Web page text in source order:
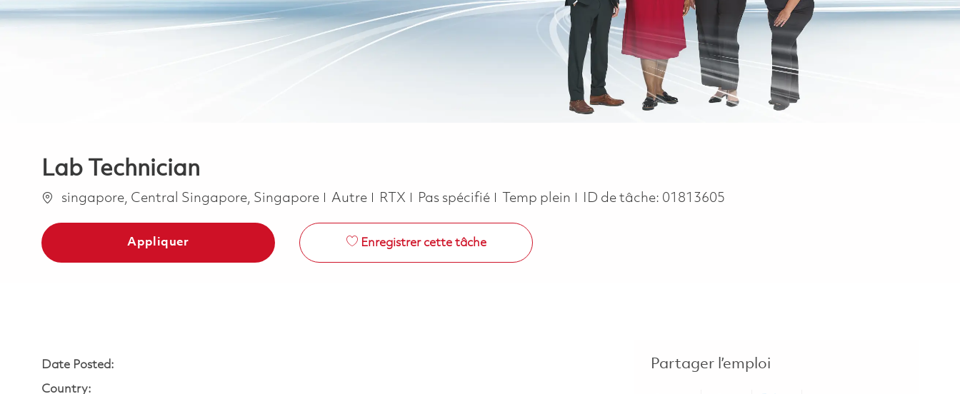
Lab Technician
Emplacement
singapore, Central Singapore, Singapore Catégorie
Autre RTX Pas spécifié Job Type
Temp plein ID de tâche: 01813605
Appliquer Enregistrer cette tâche
Date Posted:
Country:
Partager l’emploi